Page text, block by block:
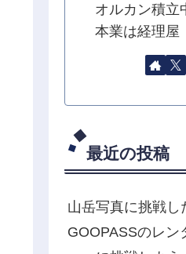
オルカン積立
本業は経理屋
最近の投稿
山岳写真に挑戦し
GOOPASSのレン